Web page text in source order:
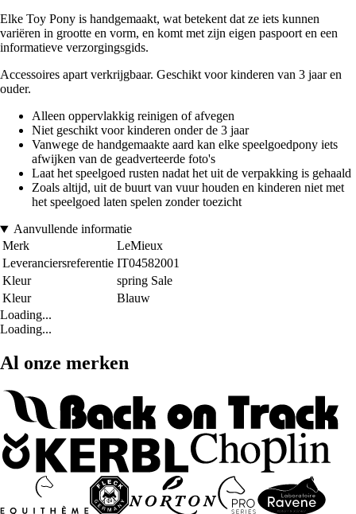
Elke Toy Pony is handgemaakt, wat betekent dat ze iets kunnen
variëren in grootte en vorm, en komt met zijn eigen paspoort en een
informatieve verzorgingsgids.
Accessoires apart verkrijgbaar. Geschikt voor kinderen van 3 jaar en
ouder.
Alleen oppervlakkig reinigen of afvegen
Niet geschikt voor kinderen onder de 3 jaar
Vanwege de handgemaakte aard kan elke speelgoedpony iets
afwijken van de geadverteerde foto's
Laat het speelgoed rusten nadat het uit de verpakking is gehaald
Zoals altijd, uit de buurt van vuur houden en kinderen niet met
het speelgoed laten spelen zonder toezicht
Aanvullende informatie
Merk
LeMieux
Leveranciersreferentie IT04582001
Kleur
spring Sale
Kleur
Blauw
Loading...
Loading...
Al onze merken